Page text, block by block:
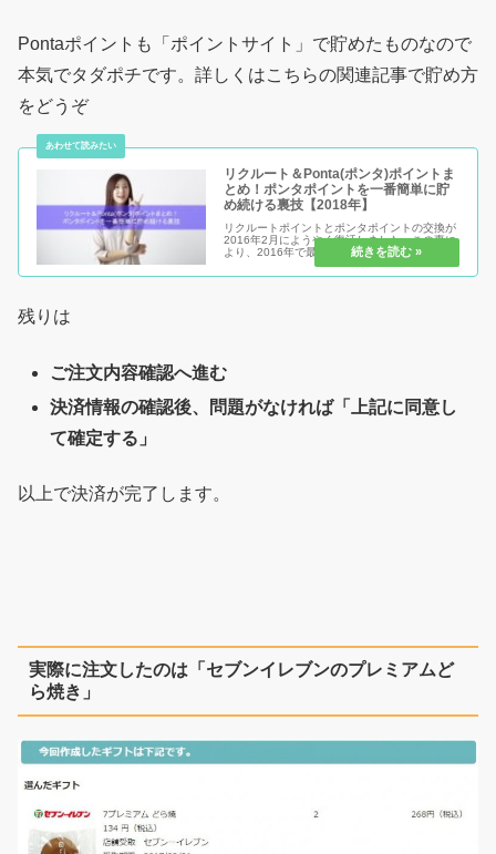
Pontaポイントも「ポイントサイト」で貯めたものなので
本気でタダポチです。詳しくはこちらの関連記事で貯め方
をどうぞ
リクルート＆Ponta(ポンタ)ポイントま
とめ！ポンタポイントを一番簡単に貯
め続ける裏技【2018年】
リクルートポイントとポンタポイントの交換が
2016年2月にようやく復活しました。この事に
より、2016年で最も簡単にポンタポイントを
誰でも貯め続ける方法が復活したと言っても良
いでしょう。その方法を現在大公開中ですの
残りは
ご注文内容確認へ進む
決済情報の確認後、問題がなければ「上記に同意し
て確定する」
以上で決済が完了します。
実際に注文したのは「セブンイレブンのプレミアムど
ら焼き」